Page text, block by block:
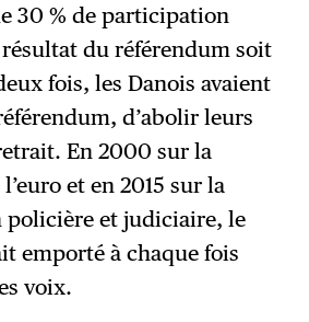
30 % de participation
du référendum soit
fois, les Danois avaient
d’abolir leurs
En 2000 sur la
et en 2015 sur la
policière et judiciaire, le
emporté à chaque fois
voix.